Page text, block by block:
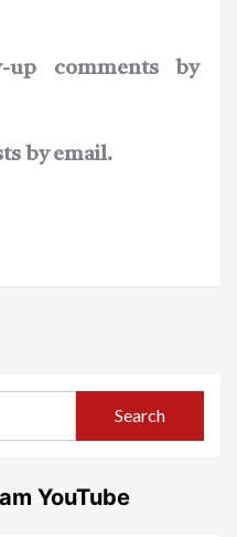
comments by
by email.
Search
YouTube